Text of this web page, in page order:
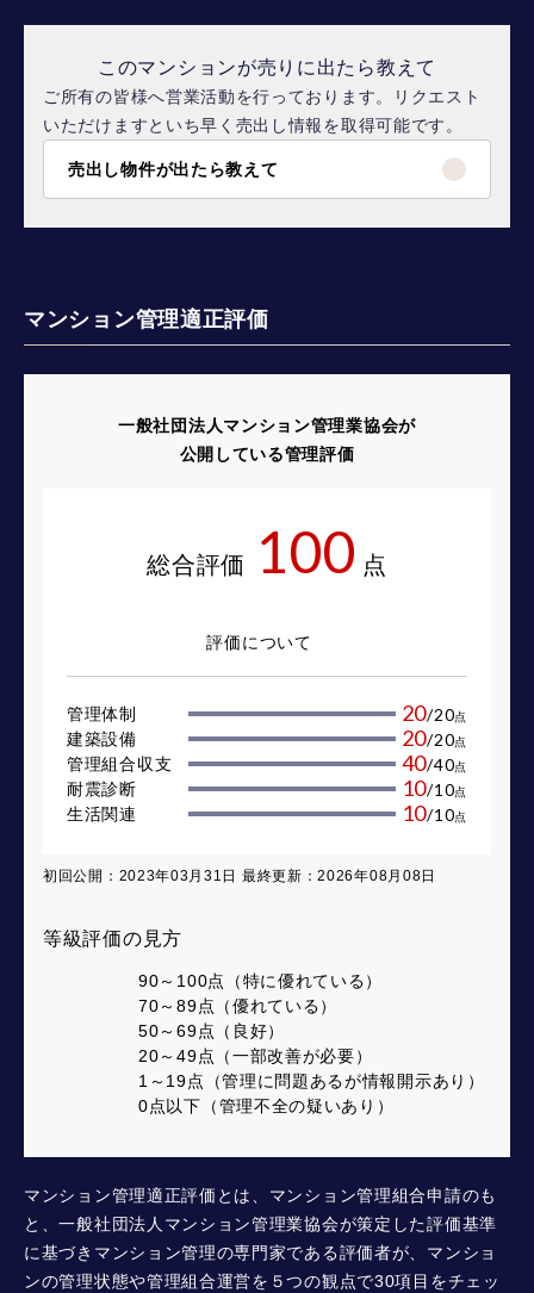
このマンションが売りに出たら教えて
ご所有の皆様へ営業活動を行っております。リクエスト
いただけますといち早く売出し情報を取得可能です。
売出し物件が出たら教えて
マンション管理適正評価
一般社団法人マンション管理業協会が
公開している管理評価
総合評価 100 点
評価について
管理体制 20/20点
建築設備 20/20点
管理組合収支 40/40点
耐震診断 10/10点
生活関連 10/10点
初回公開：2023年03月31日 最終更新：2026年08月08日
等級評価の見方
90～100点（特に優れている）
70～89点（優れている）
50～69点（良好）
20～49点（一部改善が必要）
1～19点（管理に問題あるが情報開示あり）
0点以下（管理不全の疑いあり）
マンション管理適正評価とは、マンション管理組合申請のも
と、一般社団法人マンション管理業協会が策定した評価基準
に基づきマンション管理の専門家である評価者が、マンショ
ンの管理状態や管理組合運営を５つの観点で30項目をチェッ